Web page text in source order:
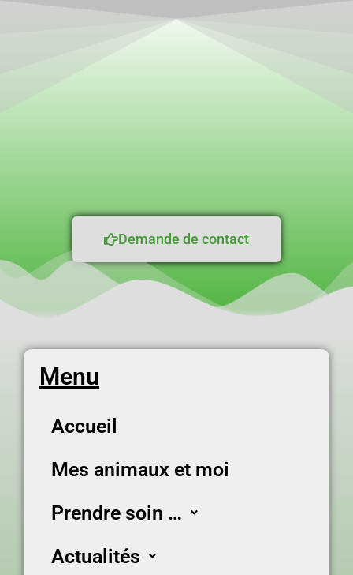
Demande de contact
Menu
Accueil
Mes animaux et moi
Prendre soin …
Actualités